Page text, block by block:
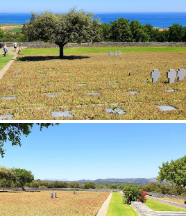
Koulesin linnoitus
muinaisalue
Elafonississa ja
ensimmäinen
matka